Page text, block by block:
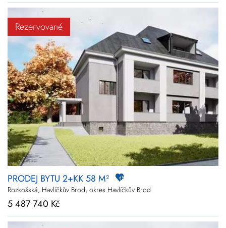
Rezervované
PRODEJ BYTU 2+KK 58 M²
Rozkošská, Havlíčkův Brod, okres Havlíčkův Brod
5 487 740 Kč